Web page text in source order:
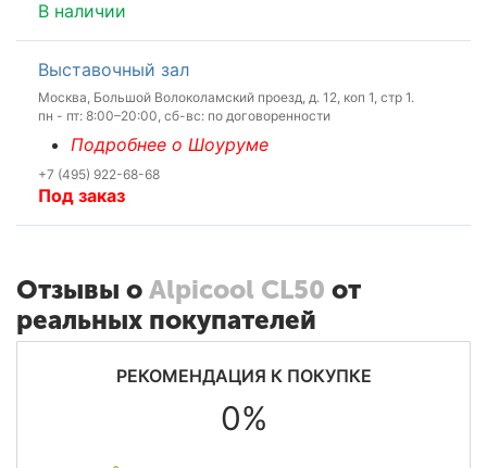
В наличии
Выставочный зал
Москва, Большой Волоколамский проезд, д. 12, коп 1, стр 1.
пн - пт: 8:00–20:00, сб-вс: по договоренности
Подробнее о Шоуруме
+7 (495) 922-68-68
Под заказ
Отзывы о Alpicool CL50 от
реальных покупателей
РЕКОМЕНДАЦИЯ К ПОКУПКЕ
0%